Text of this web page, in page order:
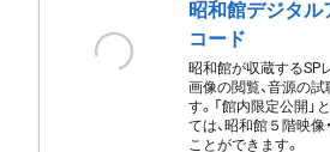
昭和館デジタル
コード
昭和館が収蔵するSP
画像の閲覧、音源の
す。「館内限定公開
ては、昭和館５階映像
ことができます。